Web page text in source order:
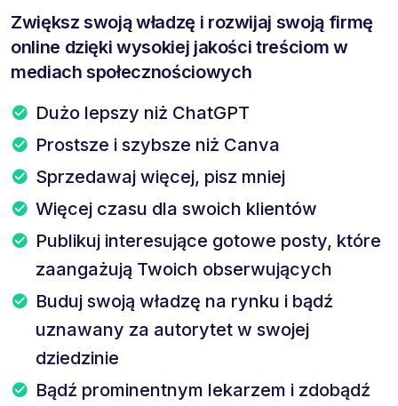
Zwiększ swoją władzę i rozwijaj swoją firmę
online dzięki wysokiej jakości treściom w
mediach społecznościowych
Dużo lepszy niż ChatGPT
Prostsze i szybsze niż Canva
Sprzedawaj więcej, pisz mniej
Więcej czasu dla swoich klientów
Publikuj interesujące gotowe posty, które
zaangażują Twoich obserwujących
Buduj swoją władzę na rynku i bądź
uznawany za autorytet w swojej
dziedzinie
Bądź prominentnym lekarzem i zdobądź